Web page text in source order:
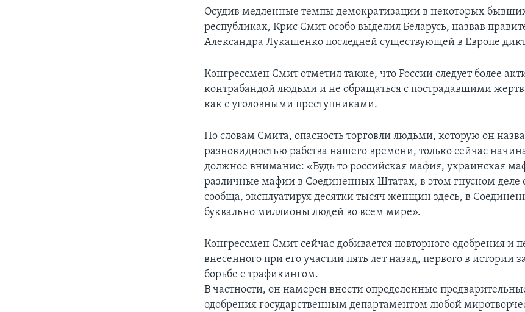
Осудив медленные темпы демократизации в некоторых
республиках, Крис Смит особо выделил Беларусь, назвав
Александра Лукашенко последней существующей в Европе
Конгрессмен Смит отметил также, что России следует более
контрабандой людьми и не обращаться с пострадавшими
как с уголовными преступниками.
По словам Смита, опасность торговли людьми, которую он
разновидностью рабства нашего времени, только сейчас
должное внимание: «Будь то российская мафия, украинская
различные мафии в Соединенных Штатах, в этом гнусном деле
сообща, эксплуатируя десятки тысяч женщин здесь, в
буквально миллионы людей во всем мире».
Конгрессмен Смит сейчас добивается повторного одобрения и
внесенного при его участии пять лет назад, первого в истории
борьбе с трафикингом.
В частности, он намерен внести определенные
одобрения государственным департаментом любой